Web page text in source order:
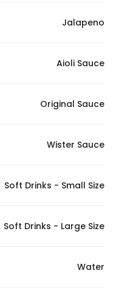
Jalapeno
Aioli Sauce
Original Sauce
Wister Sauce
Soft Drinks - Small Size
Soft Drinks - Large Size
Water
chance of
content and